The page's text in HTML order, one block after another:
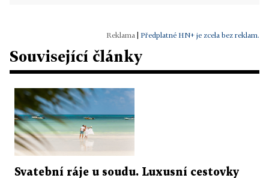
Předplatné HN+ je zcela bez reklam.
Související články
Svatební ráje u soudu. Luxusní cestovky